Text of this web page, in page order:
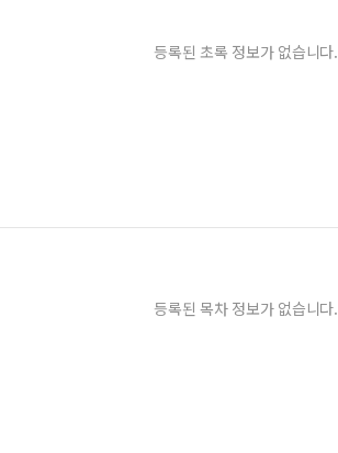
등록된 초록 정보가 없습니다.
등록된 목차 정보가 없습니다.